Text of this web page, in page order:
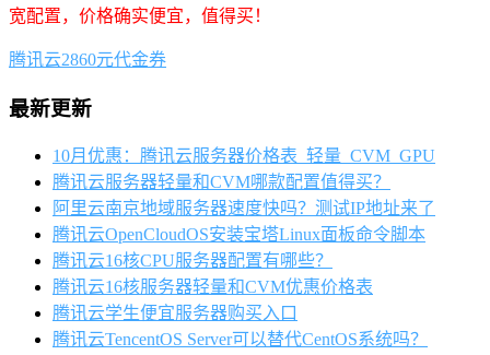
宽配置，价格确实便宜，值得买！
腾讯云2860元代金券
最新更新
10月优惠：腾讯云服务器价格表_轻量_CVM_GPU
腾讯云服务器轻量和CVM哪款配置值得买？
阿里云南京地域服务器速度快吗？测试IP地址来了
腾讯云OpenCloudOS安装宝塔Linux面板命令脚本
腾讯云16核CPU服务器配置有哪些？
腾讯云16核服务器轻量和CVM优惠价格表
腾讯云学生便宜服务器购买入口
腾讯云TencentOS Server可以替代CentOS系统吗？